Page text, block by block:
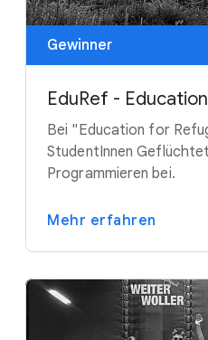
Gewinner
EduRef -
Bei "Education for
StudentInnen
Programmieren bei.
Mehr erfahren